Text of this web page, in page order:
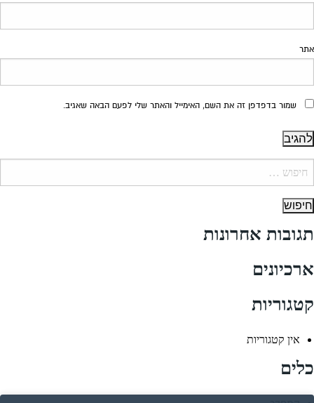
אתר
שמור בדפדפן זה את השם, האימייל והאתר שלי לפעם הבאה שאגיב.
תגובות אחרונות
ארכיונים
קטגוריות
אין קטגוריות
כלים